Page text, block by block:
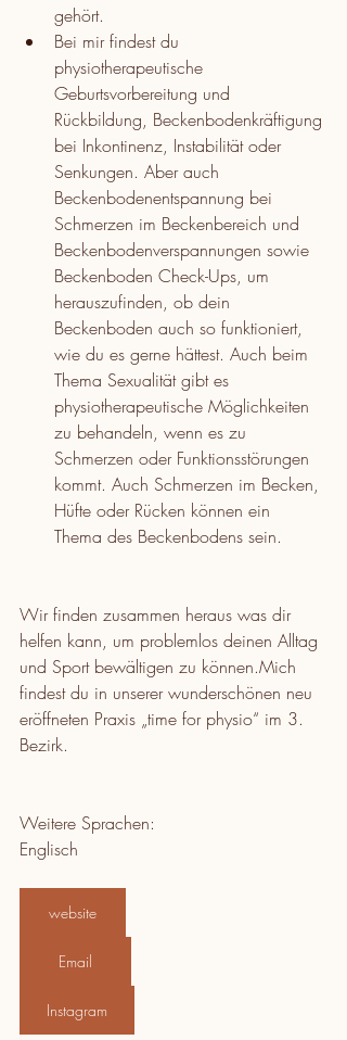
gehört.
Bei mir findest du
physiotherapeutische
Geburtsvorbereitung und
Rückbildung, Beckenbodenkräftigung
bei Inkontinenz, Instabilität oder
Senkungen. Aber auch
Beckenbodenentspannung bei
Schmerzen im Beckenbereich und
Beckenbodenverspannungen sowie
Beckenboden Check-Ups, um
herauszufinden, ob dein
Beckenboden auch so funktioniert,
wie du es gerne hättest. Auch beim
Thema Sexualität gibt es
physiotherapeutische Möglichkeiten
zu behandeln, wenn es zu
Schmerzen oder Funktionsstörungen
kommt. Auch Schmerzen im Becken,
Hüfte oder Rücken können ein
Thema des Beckenbodens sein.
Wir finden zusammen heraus was dir
helfen kann, um problemlos deinen Alltag
und Sport bewältigen zu können.Mich
findest du in unserer wunderschönen neu
eröffneten Praxis „time for physio“ im 3.
Bezirk.
Weitere Sprachen:
Englisch
website
Email
Instagram